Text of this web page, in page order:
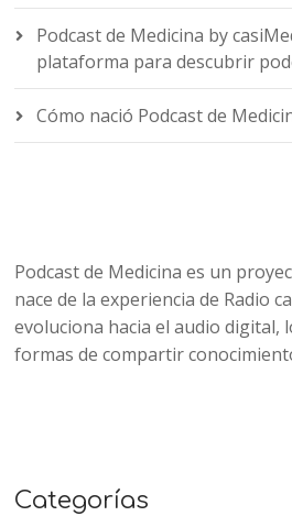
Podcast de Medicina by
plataforma para descubrir
Cómo nació Podcast de
Podcast de Medicina es un
nace de la experiencia de Radio
evoluciona hacia el audio digital,
formas de compartir
Categorías